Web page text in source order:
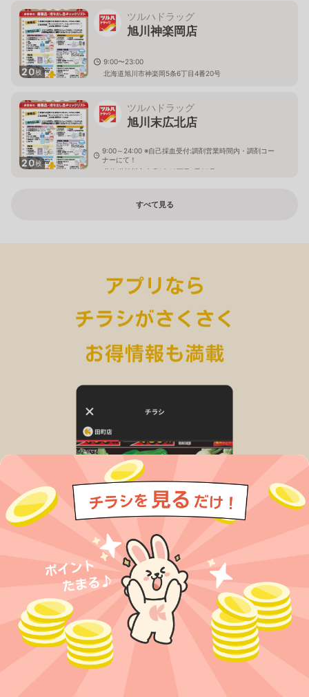
20枚
ツルハドラッグ
旭川神楽岡店
9:00〜23:00
北海道旭川市神楽岡5条6丁目4番20号
20枚
ツルハドラッグ
旭川末広北店
9:00～24:00 ※自己採血受付:調剤営業時間内・調剤コー
ナーにて！
北海道旭川市末広1条10丁目1番20号
すべて見る